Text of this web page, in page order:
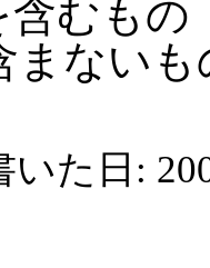
含むもの
まない
いた日: